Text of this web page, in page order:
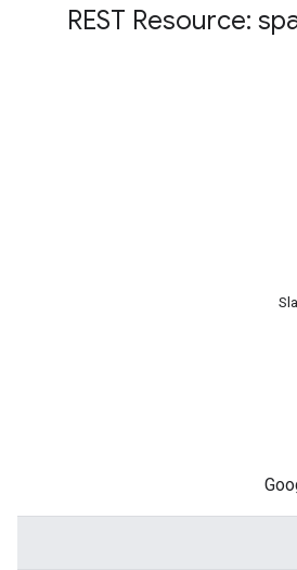
REST Resource: